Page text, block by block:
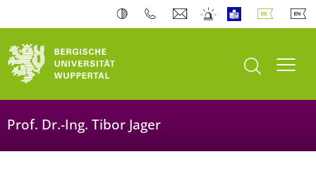
Suche öffnen
Prof. Dr.-Ing. Tibor Jager